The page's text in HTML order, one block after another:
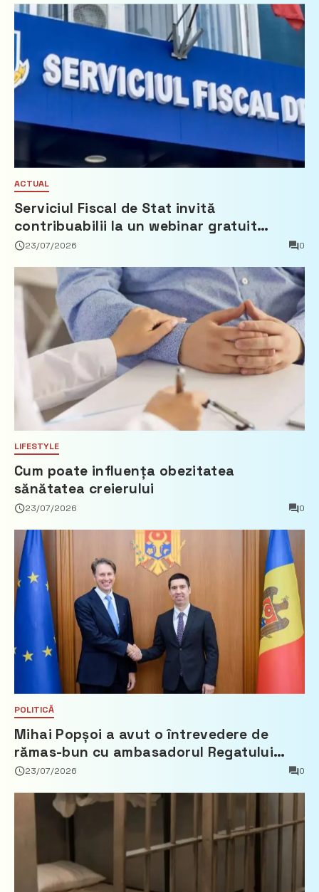
ACTUAL
Serviciul Fiscal de Stat invită
contribuabilii la un webinar gratuit
privind calculul impozitului pe bunurile
23/07/2026 0
LIFESTYLE
Cum poate influența obezitatea
sănătatea creierului
23/07/2026 0
POLITICĂ
Mihai Popșoi a avut o întrevedere de
rămas-bun cu ambasadorul Regatului
Țărilor de Jos, Fred Duijn
23/07/2026 0